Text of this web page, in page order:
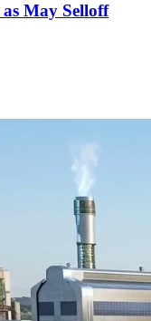
May Selloff